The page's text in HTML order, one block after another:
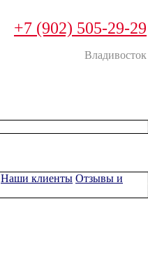
+7 (902) 505-29-29
Владивосток
Наши клиенты Отзывы и